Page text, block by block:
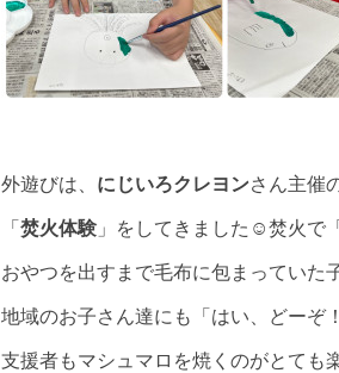
外遊びは、 にじいろクレヨンさん主催
「 焚火体験 」をしてきました☺️焚火で
おやつを出すまで毛布に包まっていた
地域のお子さん達にも「はい、どーぞ
支援者もマシュマロを焼くのがとても